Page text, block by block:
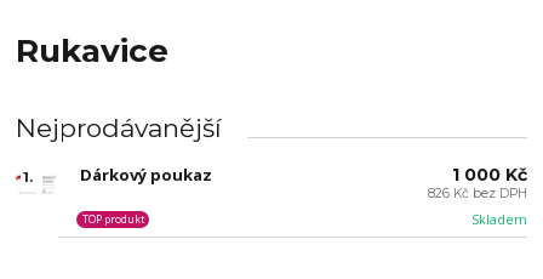
Rukavice
Nejprodávanější
1. Dárkový poukaz
Skladem
TOP produkt
1 000 Kč
826 Kč bez DPH